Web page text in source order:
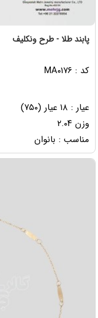
پابند طلا - طرح ونکلیف
کد : MA۰۱۷۶
عیار : ۱۸ عیار (۷۵۰)
وزن ۲.۰۴
مناسب : بانوان